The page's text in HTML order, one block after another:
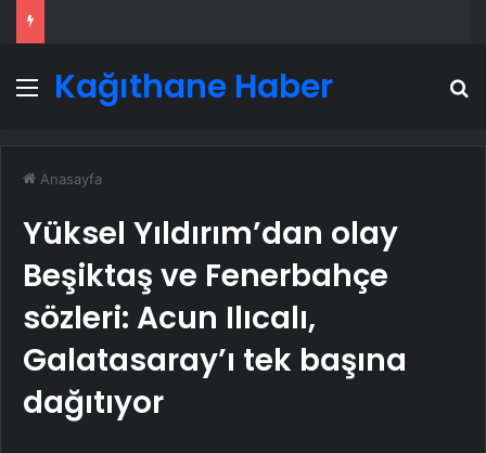
Menü
Kağıthane Haber
Anasayfa
Yüksel Yıldırım’dan olay
Beşiktaş ve Fenerbahçe
sözleri: Acun Ilıcalı,
Galatasaray’ı tek başına
dağıtıyor